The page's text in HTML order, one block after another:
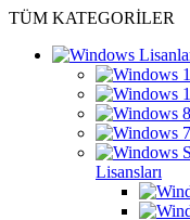
TÜM KATEGORİLER
Lisansları